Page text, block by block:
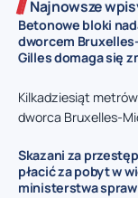
Najnowsze
Betonowe bloki
dworcem
Gilles domaga się
Kilkadziesiąt
dworca Bruxelles-
Skazani za
płacić za pobyt w
ministerstwa